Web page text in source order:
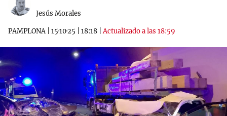
Jesús Morales
PAMPLONA| 15·10·25 18:18 |Actualizado a las 18:59